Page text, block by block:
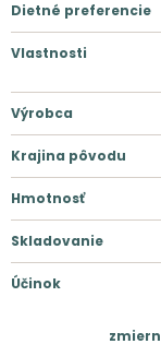
Dietné preferencie
Vlastnosti
Výrobca
Krajina pôvodu
Hmotnosť
Skladovanie
Účinok